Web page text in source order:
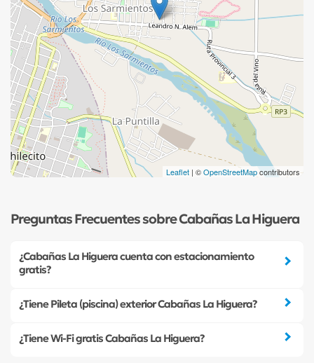
Leaflet | ©OpenStreetMapcontributors
Preguntas Frecuentes sobre Cabañas La Higuera
¿Cabañas La Higuera cuenta con estacionamiento
gratis?
¿Tiene Pileta (piscina) exterior Cabañas La Higuera?
¿Tiene Wi-Fi gratis Cabañas La Higuera?